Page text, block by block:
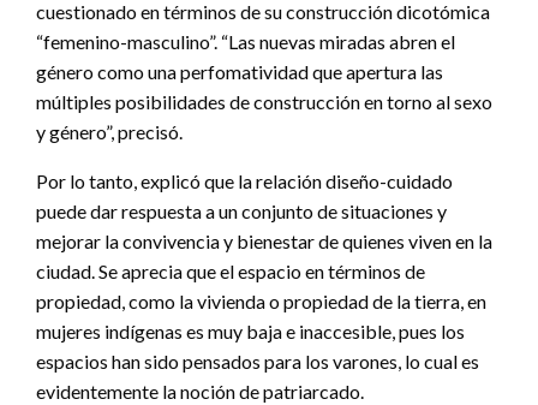
cuestionado en términos de su construcción dicotómica
“femenino-masculino”. “Las nuevas miradas abren el
género como una perfomatividad que apertura las
múltiples posibilidades de construcción en torno al sexo
y género”, precisó.
Por lo tanto, explicó que la relación diseño-cuidado
puede dar respuesta a un conjunto de situaciones y
mejorar la convivencia y bienestar de quienes viven en la
ciudad. Se aprecia que el espacio en términos de
propiedad, como la vivienda o propiedad de la tierra, en
mujeres indígenas es muy baja e inaccesible, pues los
espacios han sido pensados para los varones, lo cual es
evidentemente la noción de patriarcado.